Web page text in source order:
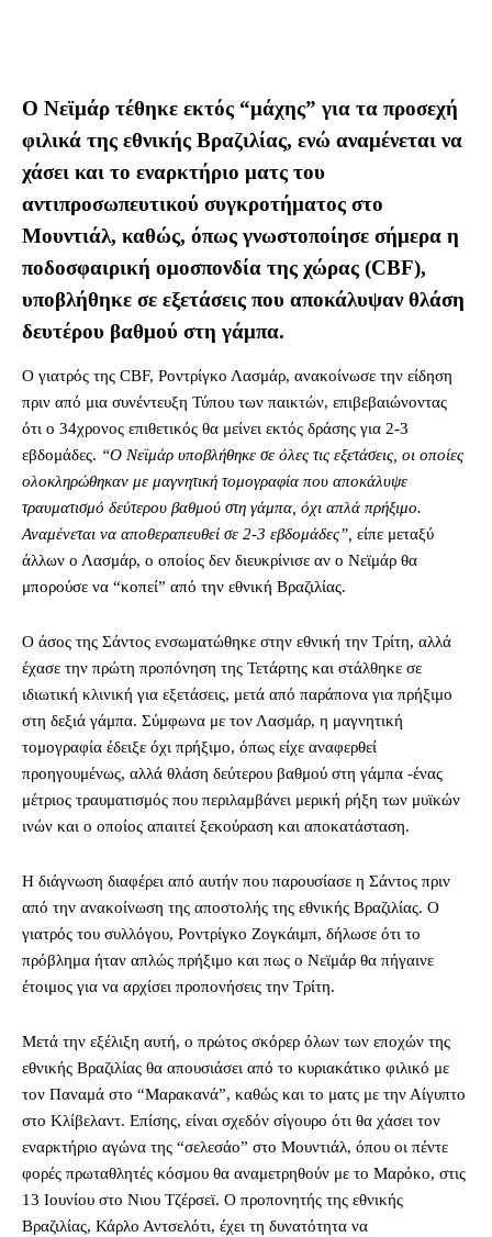
Ο Νεϊμάρ τέθηκε εκτός “μάχης” για τα προσεχή
φιλικά της εθνικής Βραζιλίας, ενώ αναμένεται να
χάσει και το εναρκτήριο ματς του
αντιπροσωπευτικού συγκροτήματος στο
Μουντιάλ, καθώς, όπως γνωστοποίησε σήμερα η
ποδοσφαιρική ομοσπονδία της χώρας (CBF),
υποβλήθηκε σε εξετάσεις που αποκάλυψαν θλάση
δευτέρου βαθμού στη γάμπα.
Ο γιατρός της CBF, Ροντρίγκο Λασμάρ, ανακοίνωσε την είδηση
πριν από μια συνέντευξη Τύπου των παικτών, επιβεβαιώνοντας
ότι ο 34χρονος επιθετικός θα μείνει εκτός δράσης για 2-3
εβδομάδες. “Ο Νεϊμάρ υποβλήθηκε σε όλες τις εξετάσεις, οι οποίες
ολοκληρώθηκαν με μαγνητική τομογραφία που αποκάλυψε
τραυματισμό δεύτερου βαθμού στη γάμπα, όχι απλά πρήξιμο.
Αναμένεται να αποθεραπευθεί σε 2-3 εβδομάδες”, είπε μεταξύ
άλλων ο Λασμάρ, ο οποίος δεν διευκρίνισε αν ο Νεϊμάρ θα
μπορούσε να “κοπεί” από την εθνική Βραζιλίας.
Ο άσος της Σάντος ενσωματώθηκε στην εθνική την Τρίτη, αλλά
έχασε την πρώτη προπόνηση της Τετάρτης και στάλθηκε σε
ιδιωτική κλινική για εξετάσεις, μετά από παράπονα για πρήξιμο
στη δεξιά γάμπα. Σύμφωνα με τον Λασμάρ, η μαγνητική
τομογραφία έδειξε όχι πρήξιμο, όπως είχε αναφερθεί
προηγουμένως, αλλά θλάση δεύτερου βαθμού στη γάμπα -ένας
μέτριος τραυματισμός που περιλαμβάνει μερική ρήξη των μυϊκών
ινών και ο οποίος απαιτεί ξεκούραση και αποκατάσταση.
Η διάγνωση διαφέρει από αυτήν που παρουσίασε η Σάντος πριν
από την ανακοίνωση της αποστολής της εθνικής Βραζιλίας. Ο
γιατρός του συλλόγου, Ροντρίγκο Ζογκάιμπ, δήλωσε ότι το
πρόβλημα ήταν απλώς πρήξιμο και πως ο Νεϊμάρ θα πήγαινε
έτοιμος για να αρχίσει προπονήσεις την Τρίτη.
Μετά την εξέλιξη αυτή, ο πρώτος σκόρερ όλων των εποχών της
εθνικής Βραζιλίας θα απουσιάσει από το κυριακάτικο φιλικό με
τον Παναμά στο “Μαρακανά”, καθώς και το ματς με την Αίγυπτο
στο Κλίβελαντ. Επίσης, είναι σχεδόν σίγουρο ότι θα χάσει τον
εναρκτήριο αγώνα της “σελεσάο” στο Μουντιάλ, όπου οι πέντε
φορές πρωταθλητές κόσμου θα αναμετρηθούν με το Μαρόκο, στις
13 Ιουνίου στο Νιου Τζέρσεϊ. Ο προπονητής της εθνικής
Βραζιλίας, Κάρλο Αντσελότι, έχει τη δυνατότητα να